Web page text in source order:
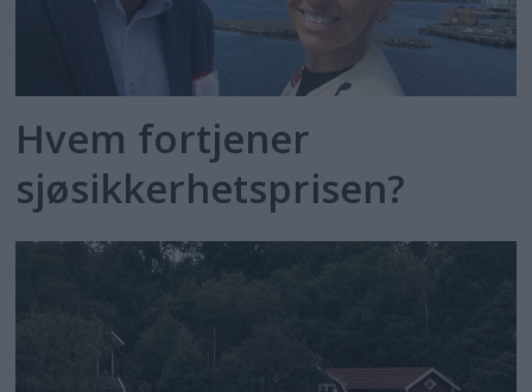
Hvem fortjener
sjøsikkerhetsprisen?